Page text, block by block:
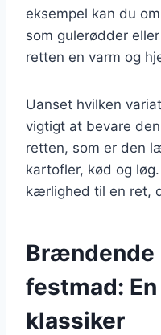
eksempel kan du
som gulerødder
retten en varm og
Uanset hvilken
vigtigt at bevare
retten, som er den
kartofler, kød og
kærlighed til en ret,
festmad:
klassiker